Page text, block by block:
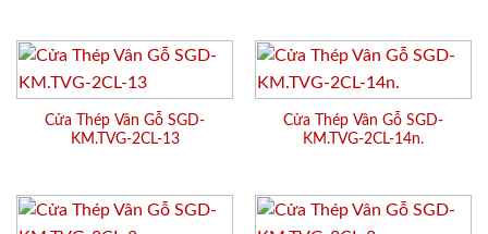
Cửa Thép Vân Gỗ SGD-
KM.TVG-2CL-13
Cửa Thép Vân Gỗ SGD-
KM.TVG-2CL-14n.